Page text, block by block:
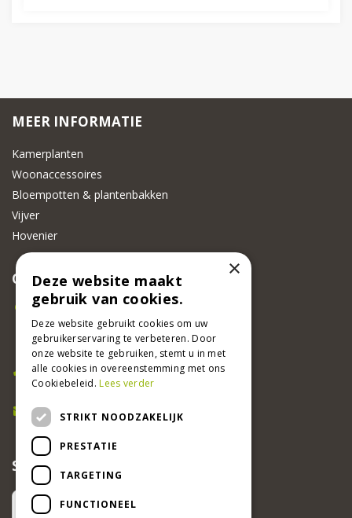
MEER INFORMATIE
Kamerplanten
Woonaccessoires
Bloempotten & plantenbakken
Vijver
Hovenier
CONTACT
Beeker Tuincentrum
Adsteeg 31
6191 PW Beek
Bel ons
046 437 2881
E-mail
info@beekertuincentrum.nl
SCHRIJF EEN RECENSIE EN WIN!
×
Deze website maakt
gebruik van cookies.
Deze website gebruikt cookies om uw
gebruikerservaring te verbeteren. Door
onze website te gebruiken, stemt u in met
alle cookies in overeenstemming met ons
Cookiebeleid.Lees verder
STRIKT NOODZAKELIJK
PRESTATIE
TARGETING
FUNCTIONEEL